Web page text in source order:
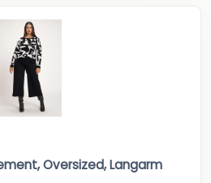
Oversized, Langarm